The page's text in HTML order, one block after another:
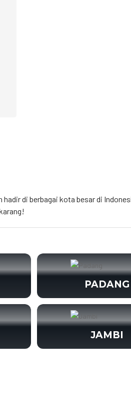
di berbagai kota besar di
PADANG
JAMBI